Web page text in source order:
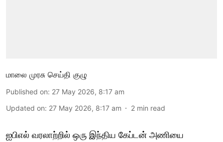
மாலை முரசு செய்தி குழு
Published on: 27 May 2026, 8:17 am
Updated on: 27 May 2026, 8:17 am 2 min read
ஐபிஎல் வரலாற்றில் ஒரு இந்திய கேப்டன் அணியை